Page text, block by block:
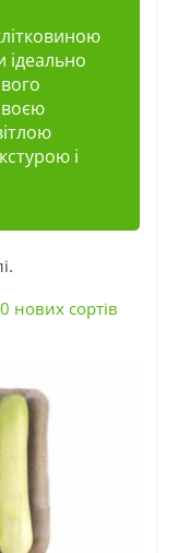
ідеально
і
нових сортів